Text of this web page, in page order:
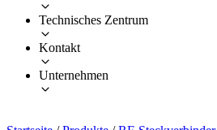
Technisches Zentrum
Kontakt
Unternehmen